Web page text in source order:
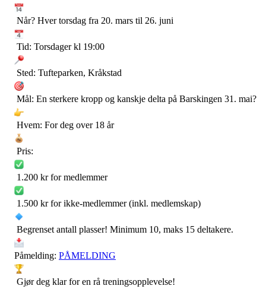
Når? Hver torsdag fra 20. mars til 26. juni
Tid: Torsdager kl 19:00
Sted: Tufteparken, Kråkstad
Mål: En sterkere kropp og kanskje delta på Barskingen 31. mai?
Hvem: For deg over 18 år
Pris:
1.200 kr for medlemmer
1.500 kr for ikke-medlemmer (inkl. medlemskap)
Begrenset antall plasser! Minimum 10, maks 15 deltakere.
Påmelding: PÅMELDING
Gjør deg klar for en rå treningsopplevelse!